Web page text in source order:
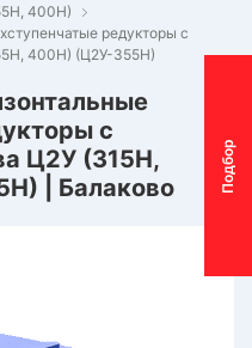
П
о
д
б
о
р
м
о
т
о
р
-
р
е
д
у
к
т
о
р
400Н)
редукторы с
400Н) (Ц2У-355Н)
с
Ц2У (315Н,
| Балаково